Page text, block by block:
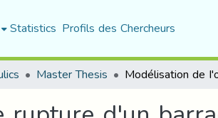
Statistics Profils des Chercheurs
Master Thesis